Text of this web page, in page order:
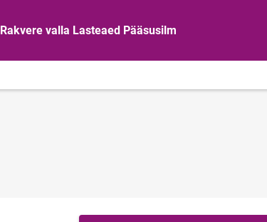
Rakvere valla Lasteaed Pääsusilm